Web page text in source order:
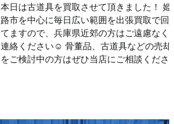
本日は古道具を買取させて頂きました！ 姫
路市を中心に毎日広い範囲を出張買取で回っ
てますので、兵庫県近郊の方はご遠慮なくご
連絡ください☺ 骨董品、古道具などの売却
をご検討中の方はぜひ当店にご相談ください